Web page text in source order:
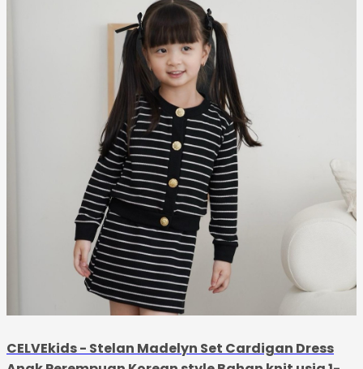
CELVEkids - Stelan Madelyn Set Cardigan Dress